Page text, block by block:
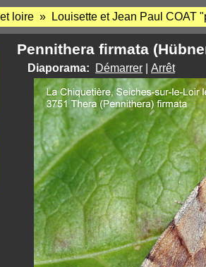
loire » Louisette et Jean Paul COAT